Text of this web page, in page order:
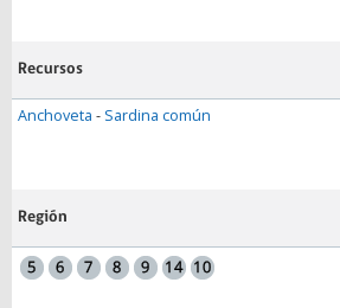
Recursos
Anchoveta - Sardina común
Región